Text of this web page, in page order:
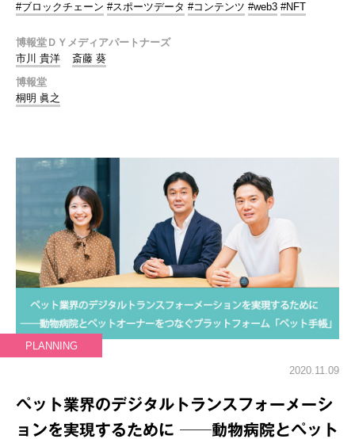
#ブロックチェーン #スポーツデータ #コンテンツ #web3 #NFT
博報堂ＤＹメディアパートナーズ
市川 貴洋
斎藤 葵
博報堂
桐明 眞之
PLANNING
2020.11.09
ペット業界のデジタルトランスフォーメーシ
ョンを実現するために ──動物病院とペット